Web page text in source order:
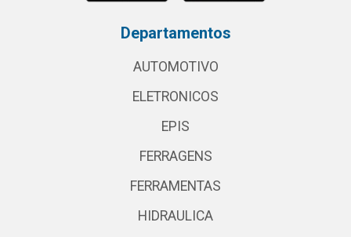
Departamentos
AUTOMOTIVO
ELETRONICOS
EPIS
FERRAGENS
FERRAMENTAS
HIDRAULICA